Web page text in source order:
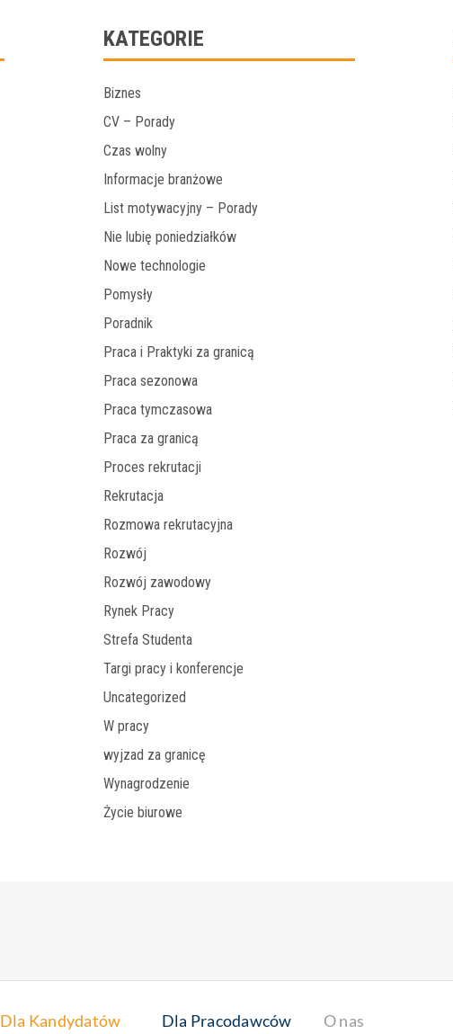
KATEGORIE
Biznes
CV – Porady
Czas wolny
Informacje branżowe
List motywacyjny – Porady
Nie lubię poniedziałków
Nowe technologie
Pomysły
Poradnik
Praca i Praktyki za granicą
Praca sezonowa
Praca tymczasowa
Praca za granicą
Proces rekrutacji
Rekrutacja
Rozmowa rekrutacyjna
Rozwój
Rozwój zawodowy
Rynek Pracy
Strefa Studenta
Targi pracy i konferencje
Uncategorized
W pracy
wyjzad za granicę
Wynagrodzenie
Życie biurowe
Dla Kandydatów Dla Pracodawców O nas